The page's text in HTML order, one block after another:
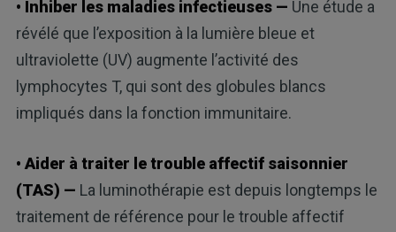
• Inhiber les maladies infectieuses — Une étude a
révélé que l’exposition à la lumière bleue et
ultraviolette (UV) augmente l’activité des
lymphocytes T, qui sont des globules blancs
impliqués dans la fonction immunitaire.
• Aider à traiter le trouble affectif saisonnier
(TAS) — La luminothérapie est depuis longtemps le
traitement de référence pour le trouble affectif